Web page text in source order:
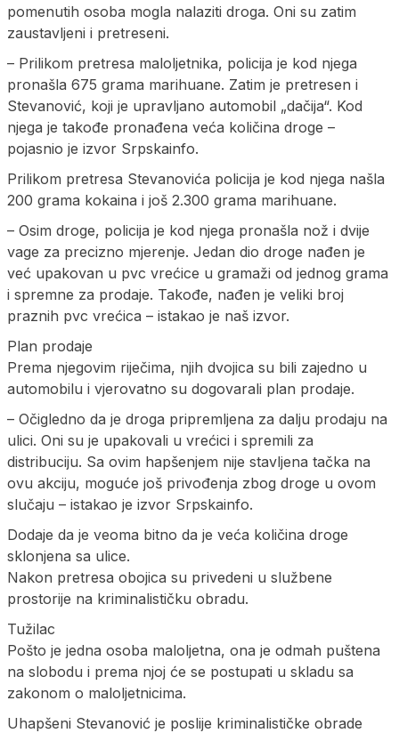
pomenutih osoba mogla nalaziti droga. Oni su zatim
zaustavljeni i pretreseni.
– Prilikom pretresa maloljetnika, policija je kod njega
pronašla 675 grama marihuane. Zatim je pretresen i
Stevanović, koji je upravljano automobil „dačija“. Kod
njega je takođe pronađena veća količina droge –
pojasnio je izvor Srpskainfo.
Prilikom pretresa Stevanovića policija je kod njega našla
200 grama kokaina i još 2.300 grama marihuane.
– Osim droge, policija je kod njega pronašla nož i dvije
vage za precizno mjerenje. Jedan dio droge nađen je
već upakovan u pvc vrećice u gramaži od jednog grama
i spremne za prodaje. Takođe, nađen je veliki broj
praznih pvc vrećica – istakao je naš izvor.
Plan prodaje
Prema njegovim riječima, njih dvojica su bili zajedno u
automobilu i vjerovatno su dogovarali plan prodaje.
– Očigledno da je droga pripremljena za dalju prodaju na
ulici. Oni su je upakovali u vrećici i spremili za
distribuciju. Sa ovim hapšenjem nije stavljena tačka na
ovu akciju, moguće još privođenja zbog droge u ovom
slučaju – istakao je izvor Srpskainfo.
Dodaje da je veoma bitno da je veća količina droge
sklonjena sa ulice.
Nakon pretresa obojica su privedeni u službene
prostorije na kriminalističku obradu.
Tužilac
Pošto je jedna osoba maloljetna, ona je odmah puštena
na slobodu i prema njoj će se postupati u skladu sa
zakonom o maloljetnicima.
Uhapšeni Stevanović je poslije kriminalističke obrade